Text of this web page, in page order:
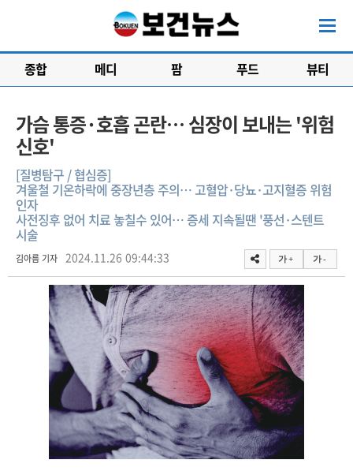
종합 메디 팜 푸드 뷰티
가슴 통증·호흡 곤란… 심장이 보내는 '위험
신호'
[질병탐구 / 협심증]
겨울철 기온하락에 중장년층 주의… 고혈압·당뇨·고지혈증 위험
인자
사전징후 없어 치료 놓칠수 있어… 증세 지속될땐 '풍선·스텐트
시술
김아름 기자 2024.11.26 09:44:33 가 + 가 -